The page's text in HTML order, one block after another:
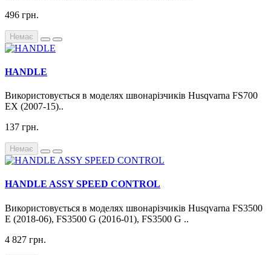
496 грн.
Немає
HANDLE
Використовується в моделях швонарізчиків Husqvarna FS700
EX (2007-15)..
137 грн.
Немає
HANDLE ASSY SPEED CONTROL
Використовується в моделях швонарізчиків Husqvarna FS3500
E (2018-06), FS3500 G (2016-01), FS3500 G ..
4 827 грн.